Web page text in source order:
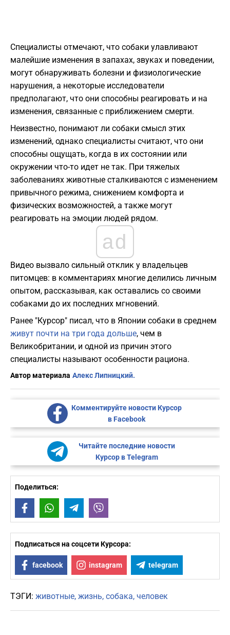
Специалисты отмечают, что собаки улавливают
малейшие изменения в запахах, звуках и поведении,
могут обнаруживать болезни и физиологические
нарушения, а некоторые исследователи
предполагают, что они способны реагировать и на
изменения, связанные с приближением смерти.
Неизвестно, понимают ли собаки смысл этих
изменений, однако специалисты считают, что они
способны ощущать, когда в их состоянии или
окружении что-то идет не так. При тяжелых
заболеваниях животные сталкиваются с изменением
привычного режима, снижением комфорта и
физических возможностей, а также могут
реагировать на эмоции людей рядом.
ad
Видео вызвало сильный отклик у владельцев
питомцев: в комментариях многие делились личным
опытом, рассказывая, как оставались со своими
собаками до их последних мгновений.
Ранее "Курсор" писал, что в Японии собаки в среднем
живут почти на три года дольше, чем в
Великобритании, и одной из причин этого
специалисты называют особенности рациона.
Автор материала Алекс Липницкий.
Комментируйте новости Курсор
в Facebook
Читайте последние новости
Курсор в Telegram
Поделиться:
FacebookWhatsAppTelegram
Подписаться на соцсети Курсора:
facebook instagram telegram
ТЭГИ: животные жизнь собака человек